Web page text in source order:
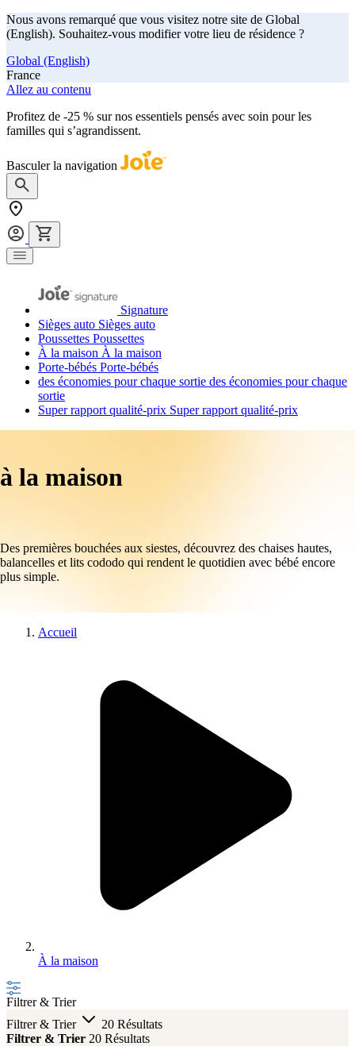
Nous avons remarqué que vous visitez notre site de Global
(English). Souhaitez-vous modifier votre lieu de résidence ?
Global (English)
France
Allez au contenu
Profitez de -25 % sur nos essentiels pensés avec soin pour les
familles qui s’agrandissent.
Basculer la navigation
Signature
Sièges auto Sièges auto
Poussettes Poussettes
À la maison À la maison
Porte-bébés Porte-bébés
des économies pour chaque sortie des économies pour chaque
sortie
Super rapport qualité-prix Super rapport qualité-prix
à la maison
Des premières bouchées aux siestes, découvrez des chaises hautes,
balancelles et lits cododo qui rendent le quotidien avec bébé encore
plus simple.
Accueil
À la maison
Filtrer & Trier
Filtrer & Trier
20 Résultats
Filtrer & Trier 20 Résultats